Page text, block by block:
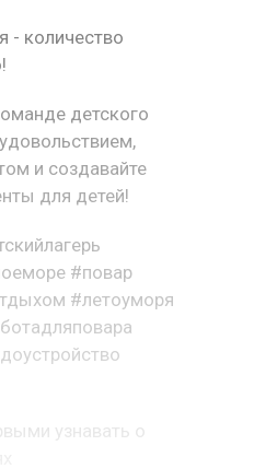
- количество
детского
и создавайте
для детей!
#повар
#летоуморя
узнавать о